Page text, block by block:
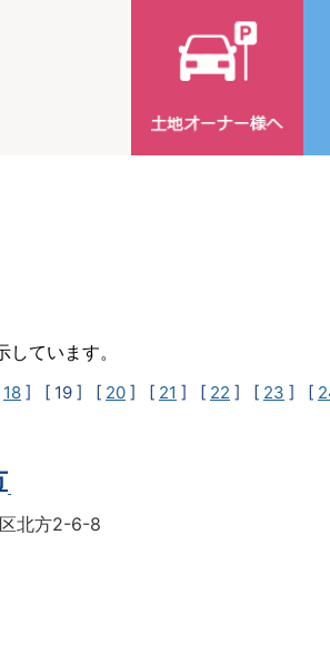
ています。
18 ] [ 19 ] [ 20 ] [ 21 ] [ 22 ] [ 23 ] [
北方2-6-8